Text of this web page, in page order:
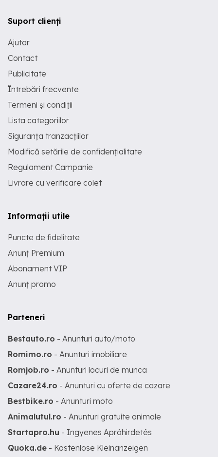
Suport clienți
Ajutor
Contact
Publicitate
Întrebări frecvente
Termeni și condiții
Lista categoriilor
Siguranța tranzacțiilor
Modifică setările de confidențialitate
Regulament Campanie
Livrare cu verificare colet
Informații utile
Puncte de fidelitate
Anunț Premium
Abonament VIP
Anunț promo
Parteneri
Bestauto.ro - Anunturi auto/moto
Romimo.ro - Anunturi imobiliare
Romjob.ro - Anunturi locuri de munca
Cazare24.ro - Anunturi cu oferte de cazare
Bestbike.ro - Anunturi moto
Animalutul.ro - Anunturi gratuite animale
Startapro.hu - Ingyenes Apróhirdetés
Quoka.de - Kostenlose Kleinanzeigen